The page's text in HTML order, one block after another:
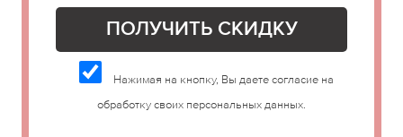
Нажимая на кнопку, Вы даете согласие на
обработку своих персональных данных.